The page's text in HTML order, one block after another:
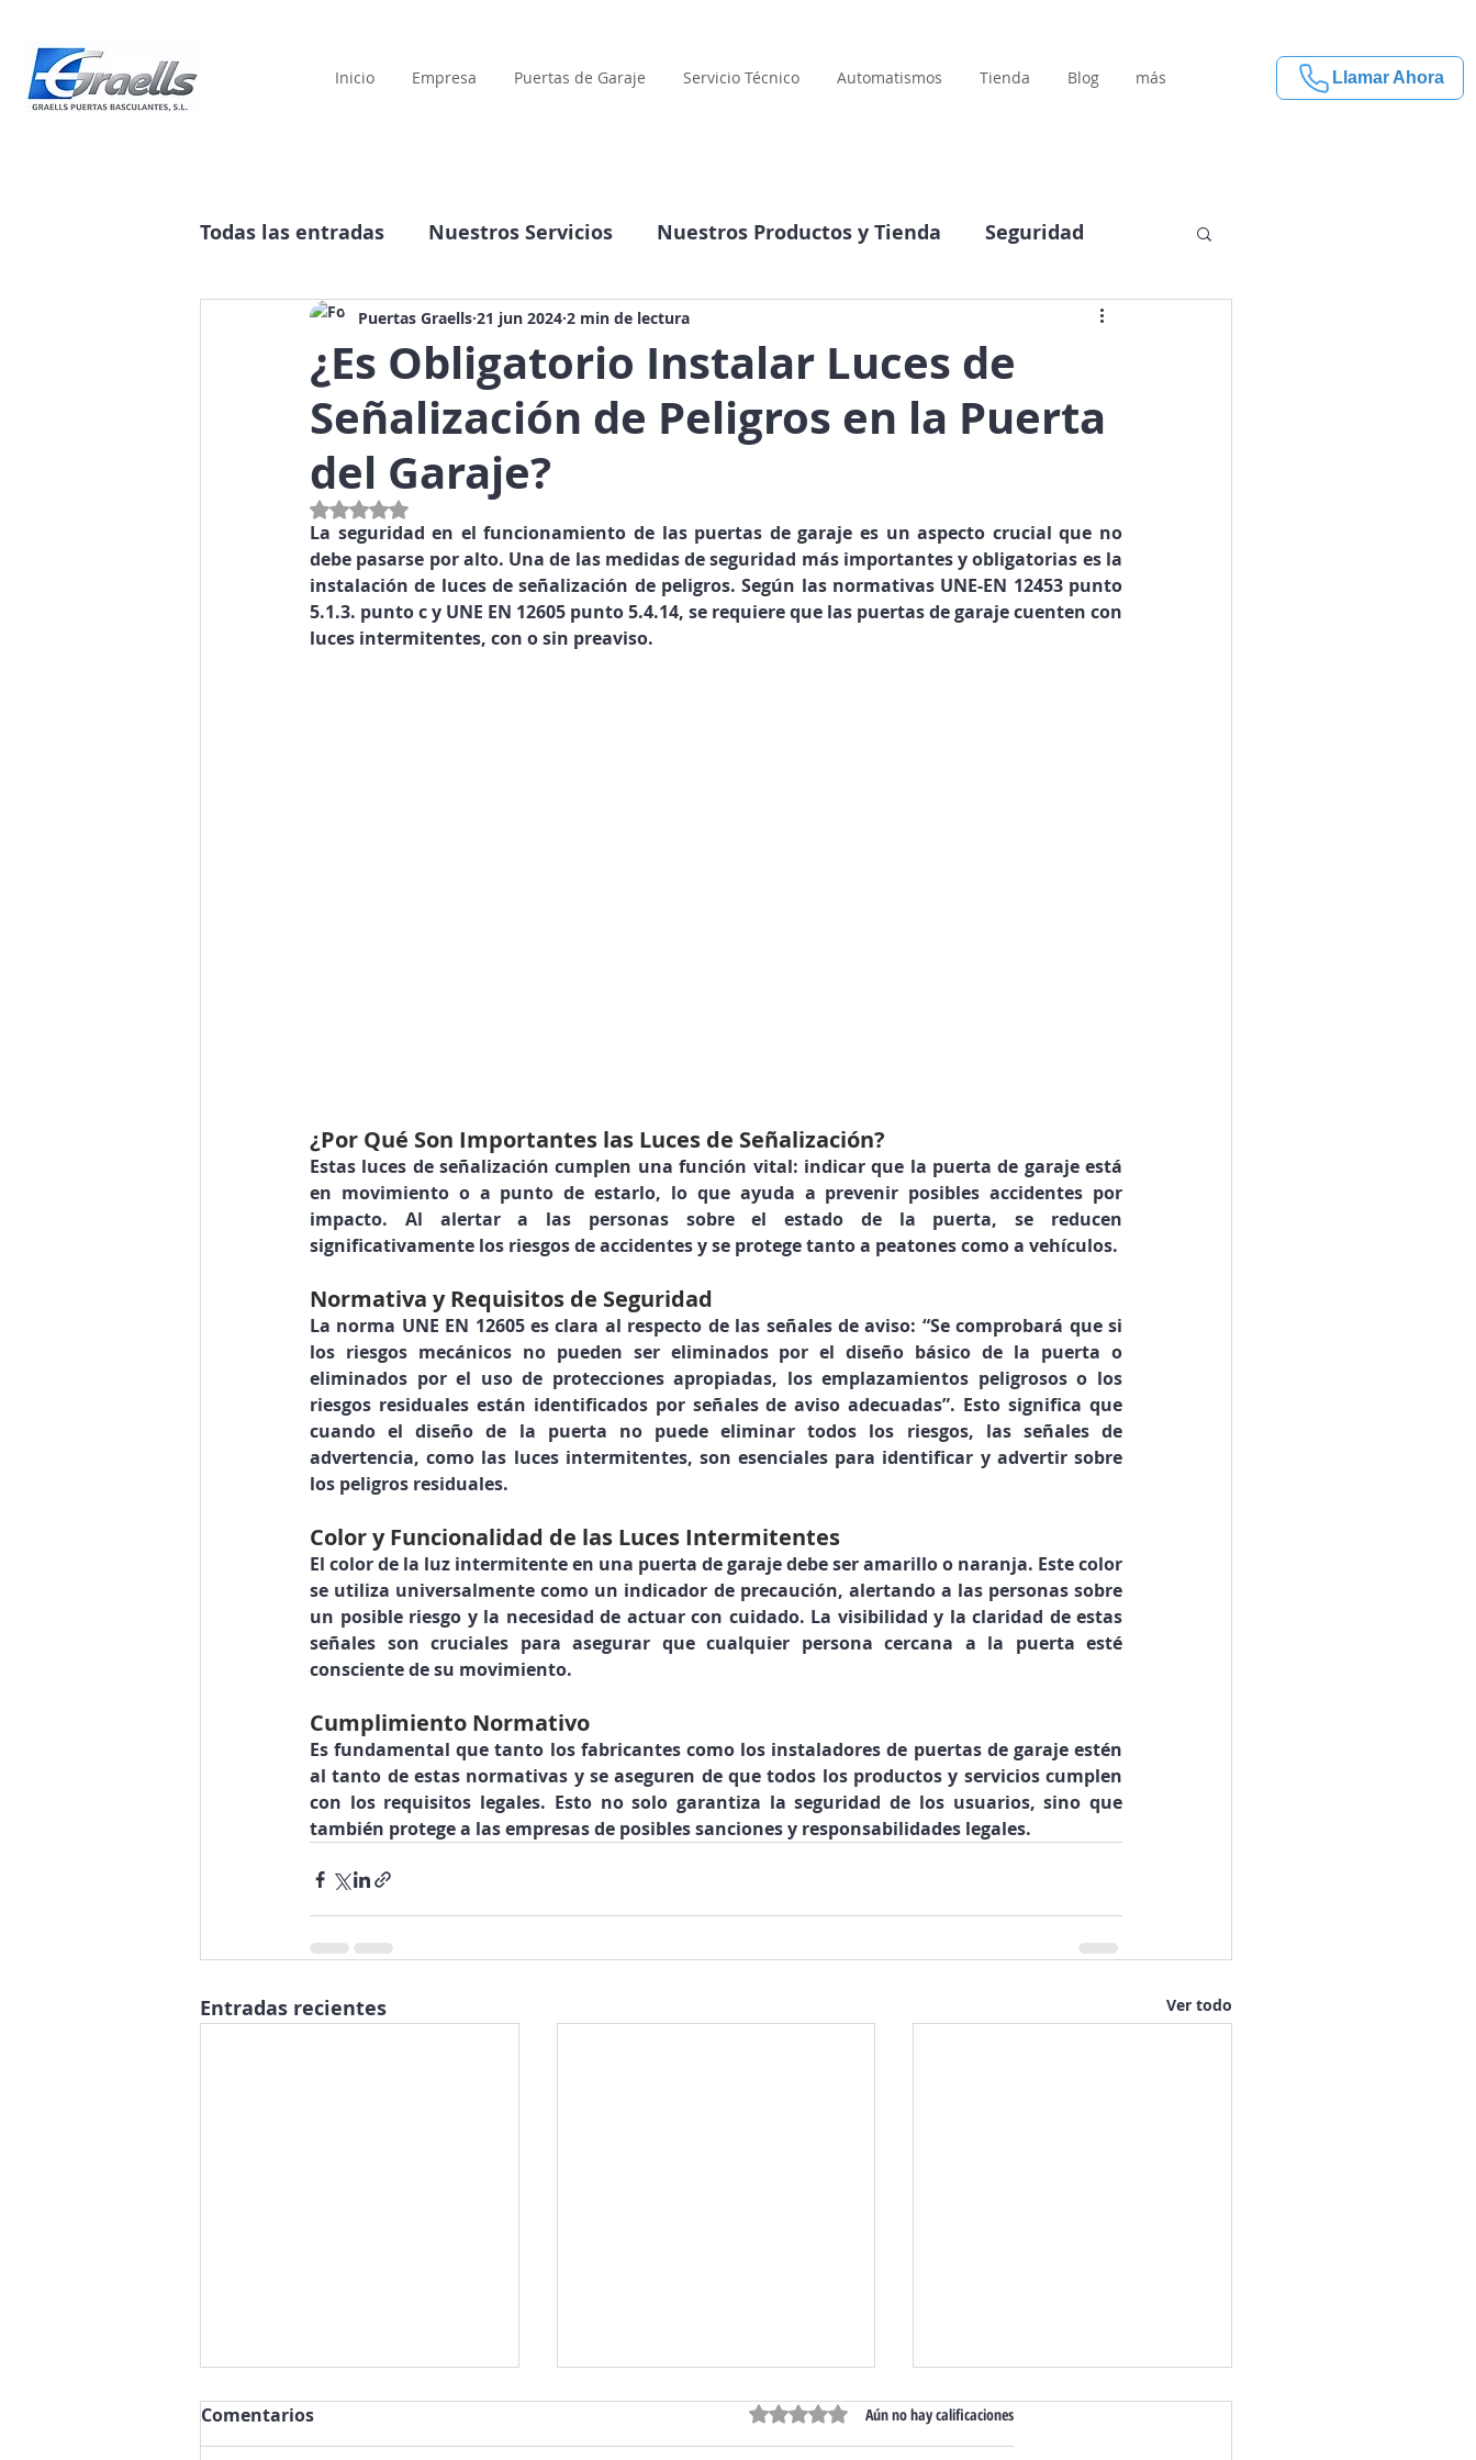
Inicio Empresa Puertas de Garaje Servicio Técnico Automatismos Tienda Blog más Llamar Ahora
Todas las entradas Nuestros Servicios Nuestros Productos y Tienda Seguridad
Historia Publicidad Compañía Datos interesantes
¿Es Obligatorio Instalar Luces de
Señalización de Peligros en la Puerta
del Garaje?
Puertas Graells 21 jun 2024 2 min de lectura
Obtuvo NaN de 5 estrellas.
La seguridad en el funcionamiento de las puertas de garaje es un aspecto crucial que no
debe pasarse por alto. Una de las medidas de seguridad más importantes y obligatorias es la
instalación de luces de señalización de peligros. Según las normativas UNE-EN 12453 punto
5.1.3. punto c y UNE EN 12605 punto 5.4.14, se requiere que las puertas de garaje cuenten con
luces intermitentes, con o sin preaviso.
¿Por Qué Son Importantes las Luces de Señalización?
Estas luces de señalización cumplen una función vital: indicar que la puerta de garaje está
en movimiento o a punto de estarlo, lo que ayuda a prevenir posibles accidentes por
impacto. Al alertar a las personas sobre el estado de la puerta, se reducen
significativamente los riesgos de accidentes y se protege tanto a peatones como a vehículos.
Normativa y Requisitos de Seguridad
La norma UNE EN 12605 es clara al respecto de las señales de aviso: “Se comprobará que si
los riesgos mecánicos no pueden ser eliminados por el diseño básico de la puerta o
eliminados por el uso de protecciones apropiadas, los emplazamientos peligrosos o los
riesgos residuales están identificados por señales de aviso adecuadas”. Esto significa que
cuando el diseño de la puerta no puede eliminar todos los riesgos, las señales de
advertencia, como las luces intermitentes, son esenciales para identificar y advertir sobre
los peligros residuales.
Color y Funcionalidad de las Luces Intermitentes
El color de la luz intermitente en una puerta de garaje debe ser amarillo o naranja. Este color
se utiliza universalmente como un indicador de precaución, alertando a las personas sobre
un posible riesgo y la necesidad de actuar con cuidado. La visibilidad y la claridad de estas
señales son cruciales para asegurar que cualquier persona cercana a la puerta esté
consciente de su movimiento.
Cumplimiento Normativo
Es fundamental que tanto los fabricantes como los instaladores de puertas de garaje estén
al tanto de estas normativas y se aseguren de que todos los productos y servicios cumplen
con los requisitos legales. Esto no solo garantiza la seguridad de los usuarios, sino que
también protege a las empresas de posibles sanciones y responsabilidades legales.
Entradas recientes Ver todo
Comentarios Obtuvo 0 de 5 estrellas.
Aún no hay calificaciones